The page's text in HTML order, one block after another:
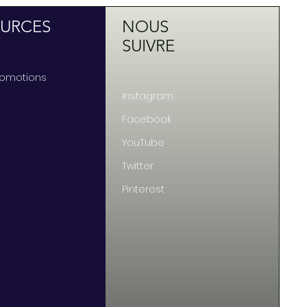
NOUS
SUIVRE
Instagram
Facebook
YouTube
Twitter
Pinterest